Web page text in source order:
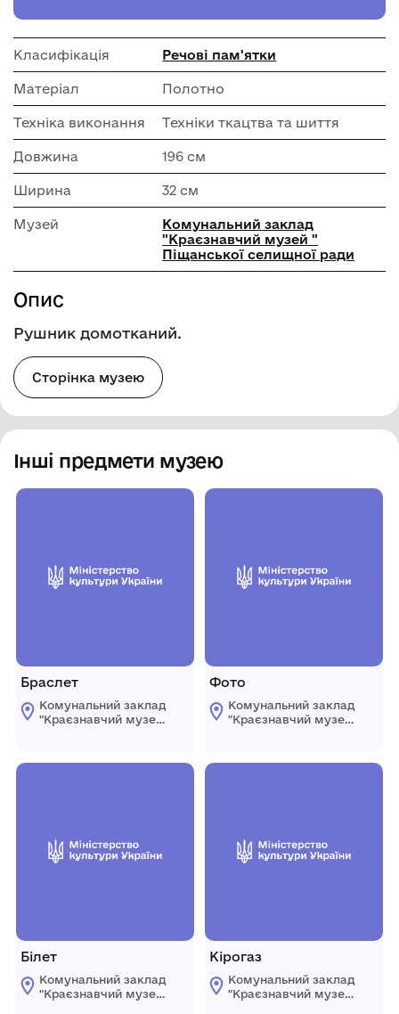
Класифікація Речові пам'ятки
Матеріал Полотно
Техніка виконання Техніки ткацтва та шиття
Довжина 196 см
Ширина 32 см
Музей
Комунальний заклад
"Краєзнавчий музей "
Піщанської селищної ради
Опис
Рушник домотканий.
Сторінка музею
Інші предмети музею
Браслет
Комунальний заклад
"Краєзнавчий музей
Білет
Комунальний заклад
"Краєзнавчий музей
Фото
Комунальний заклад
"Краєзнавчий музей
Кірогаз
Комунальний заклад
"Краєзнавчий музей